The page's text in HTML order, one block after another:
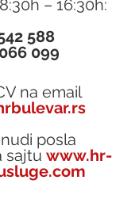
– 16:30h:
588
099
na email
posla
sajtu www.hr-